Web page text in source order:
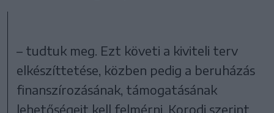
– tudtuk meg. Ezt követi a kiviteli terv
elkészíttetése, közben pedig a beruházás
finanszírozásának, támogatásának
lehetőségeit kell felmérni. Korodi szerint